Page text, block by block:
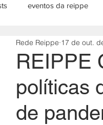
eventos da reippe
de pesquisa
REIPPE
políticas
de
Rede Reippe 17 de out.